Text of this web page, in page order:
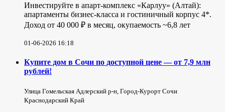
Инвестируйте в апарт-комплекс «Карлуу» (Алтай):
апартаменты бизнес-класса и гостиничный корпус 4*.
Доход от 40 000 ₽ в месяц, окупаемость ~6,8 лет
01-06-2026 16:18
Купите дом в Сочи по доступной цене — от 7,9 млн
рублей!
Улица Гомельская Адлерский р-н, Город-Курорт Сочи
Краснодарский Край